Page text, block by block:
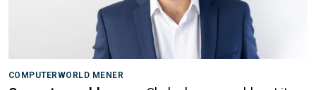
COMPUTERWORLD MENER